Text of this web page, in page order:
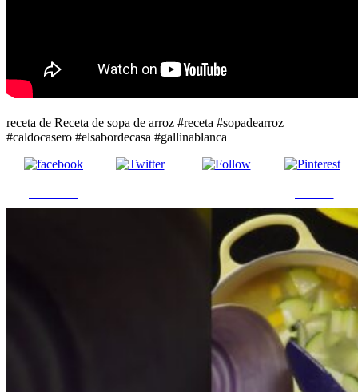
receta de Receta de sopa de arroz #receta #sopadearroz
#caldocasero #elsabordecasa #gallinablanca